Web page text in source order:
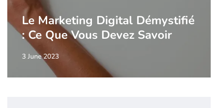
Le Marketing Digital Démystifié
: Ce Que Vous Devez Savoir
3 June 2023